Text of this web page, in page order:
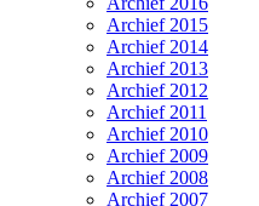
Archief 2015
Archief 2014
Archief 2013
Archief 2012
Archief 2011
Archief 2010
Archief 2009
Archief 2008
Archief 2007